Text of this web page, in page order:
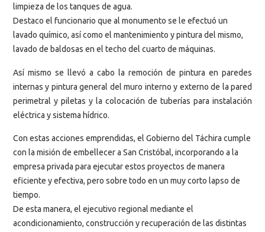
limpieza de los tanques de agua.
Destaco el funcionario que al monumento se le efectuó un
lavado químico, así como el mantenimiento y pintura del mismo,
lavado de baldosas en el techo del cuarto de máquinas.
Así mismo se llevó a cabo la remoción de pintura en paredes
internas y pintura general del muro interno y externo de la pared
perimetral y piletas y la colocación de tuberías para instalación
eléctrica y sistema hídrico.
Con estas acciones emprendidas, el Gobierno del Táchira cumple
con la misión de embellecer a San Cristóbal, incorporando a la
empresa privada para ejecutar estos proyectos de manera
eficiente y efectiva, pero sobre todo en un muy corto lapso de
tiempo.
De esta manera, el ejecutivo regional mediante el
acondicionamiento, construcción y recuperación de las distintas